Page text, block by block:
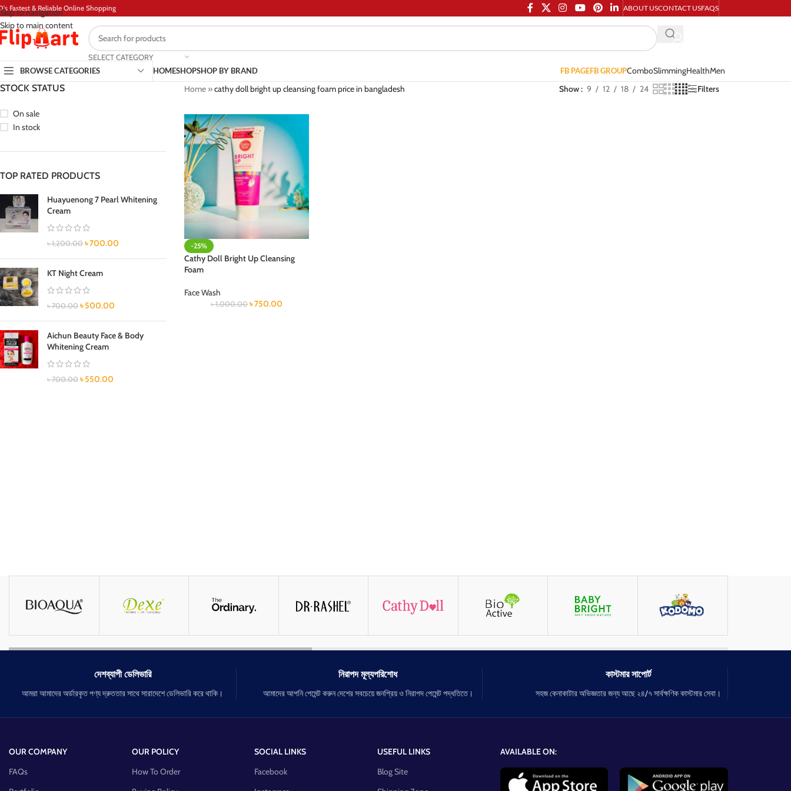
Skip to navigation
Skip to main content
Fastest & Reliable Online Shopping ABOUT USCONTACT USFAQS
SELECT CATEGORY
BROWSE CATEGORIES
HOMESHOPSHOP BY BRAND FB PAGEFB GROUPComboSlimmingHealthMen
STOCK STATUS
On sale
In stock
TOP RATED PRODUCTS
Huayuenong 7 Pearl Whitening
Cream
৳1,200.00 ৳700.00
KT Night Cream
৳700.00 ৳500.00
Aichun Beauty Face & Body
Whitening Cream
৳700.00 ৳550.00
Home»cathy doll bright up cleansing foam price in bangladesh Show 9 12 18 24 Filters
-25%
Cathy Doll Bright Up Cleansing
Foam
Face Wash
৳1,000.00 ৳750.00
দেশব্যাপী ডেলিভারি
আমরা আমাদের অর্ডারকৃত পণ্য দ্রুততার সাথে সারাদেশে ডেলিভারি করে থাকি।
নিরাপদ মূল্যপরিশোধ
আমাদের আপনি পেমেন্ট করুন দেশের সবচেয়ে জনপ্রিয় ও নিরাপদ পেমেন্ট পদ্ধতিতে।
কাস্টমার সাপোর্ট
সহজ কেনাকাটার অভিজ্ঞতার জন্য আছে ২৪/৭ সার্বক্ষণিক কাস্টমার সেবা।
OUR COMPANY
FAQs
OUR POLICY
How To Order
SOCIAL LINKS
Facebook
USEFUL LINKS
Blog Site
AVAILABLE ON: